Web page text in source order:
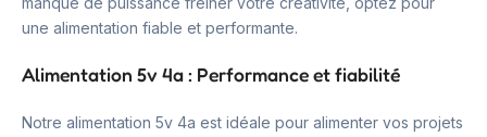
une alimentation fiable et performante.
Alimentation 5v 4a : Performance et fiabilité
Notre alimentation 5v 4a est idéale pour alimenter vos projets